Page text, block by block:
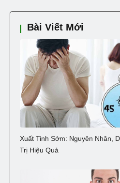
Bài Viết Mới
Xuất Tinh Sớm: Nguyên Nhân,
Trị Hiệu Quả